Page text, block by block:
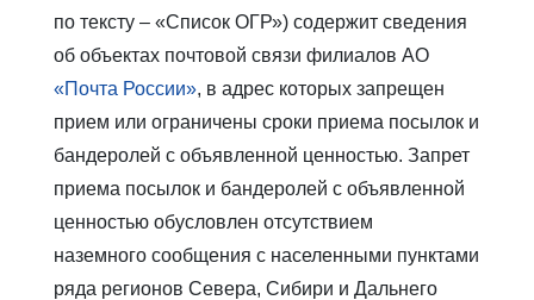
по тексту – «Список ОГР») содержит сведения
об объектах почтовой связи филиалов АО
«Почта России», в адрес которых запрещен
прием или ограничены сроки приема посылок и
бандеролей с объявленной ценностью. Запрет
приема посылок и бандеролей с объявленной
ценностью обусловлен отсутствием
наземного сообщения с населенными пунктами
ряда регионов Севера, Сибири и Дальнего